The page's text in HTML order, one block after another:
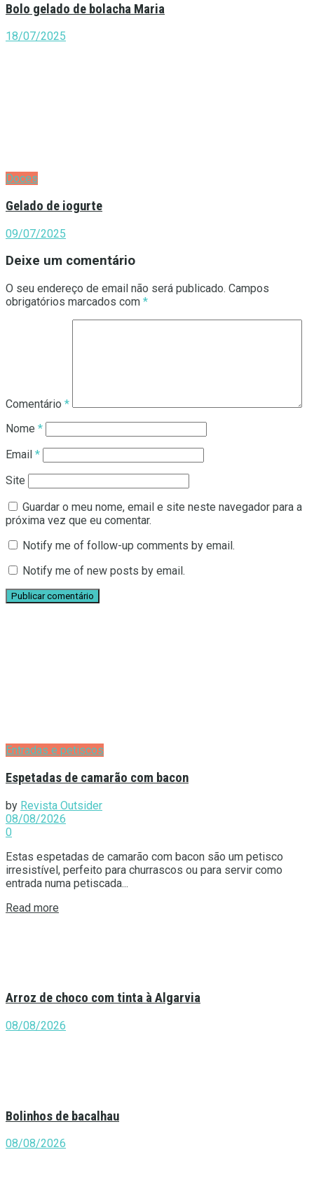
Bolo gelado de bolacha Maria
18/07/2025
Doces
Gelado de iogurte
09/07/2025
Deixe um comentário
O seu endereço de email não será publicado. Campos
obrigatórios marcados com *
Comentário *
Nome *
Email *
Site
Guardar o meu nome, email e site neste navegador para a
próxima vez que eu comentar.
Notify me of follow-up comments by email.
Notify me of new posts by email.
Entradas e petiscos
Espetadas de camarão com bacon
by Revista Outsider
08/08/2026
0
Estas espetadas de camarão com bacon são um petisco
irresistível, perfeito para churrascos ou para servir como
entrada numa petiscada...
Read more
Arroz de choco com tinta à Algarvia
08/08/2026
Bolinhos de bacalhau
08/08/2026